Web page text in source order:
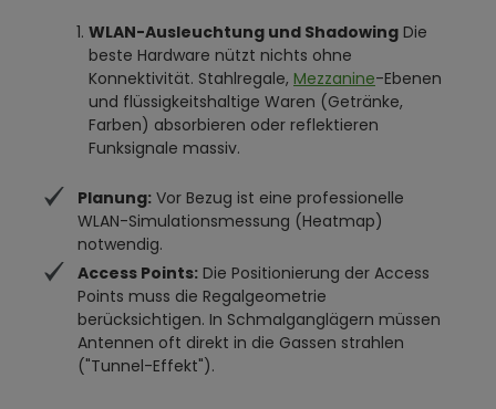
WLAN-Ausleuchtung und Shadowing Die
beste Hardware nützt nichts ohne
Konnektivität. Stahlregale, Mezzanine-Ebenen
und flüssigkeitshaltige Waren (Getränke,
Farben) absorbieren oder reflektieren
Funksignale massiv.
Planung: Vor Bezug ist eine professionelle
WLAN-Simulationsmessung (Heatmap)
notwendig.
Access Points: Die Positionierung der Access
Points muss die Regalgeometrie
berücksichtigen. In Schmalganglägern müssen
Antennen oft direkt in die Gassen strahlen
("Tunnel-Effekt").